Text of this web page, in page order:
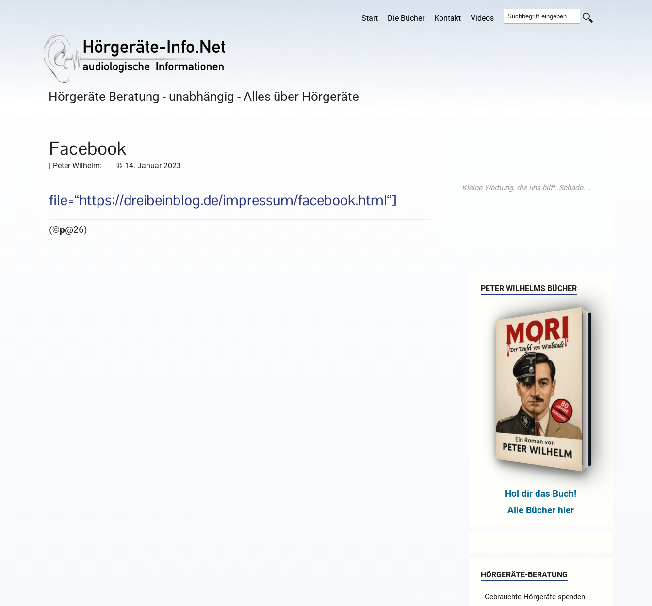
Start Die Bücher Kontakt Videos
Hörgeräte Beratung - unabhängig - Alles über Hörgeräte
Facebook
| Peter Wilhelm: © 14. Januar 2023
file=“https://dreibeinblog.de/impressum/facebook.html“]
(©p@26)
PETER WILHELMS BÜCHER
Hol dir das Buch!
Alle Bücher hier
HÖRGERÄTE-BERATUNG
- Gebrauchte Hörgeräte spenden